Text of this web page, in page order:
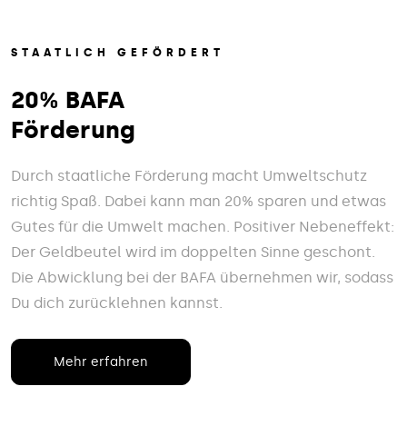
STAATLICH GEFÖRDERT
20% BAFA
Förderung
Durch staatliche Förderung macht Umweltschutz
richtig Spaß. Dabei kann man 20% sparen und etwas
Gutes für die Umwelt machen. Positiver Nebeneffekt:
Der Geldbeutel wird im doppelten Sinne geschont.
Die Abwicklung bei der BAFA übernehmen wir, sodass
Du dich zurücklehnen kannst.
Mehr erfahren